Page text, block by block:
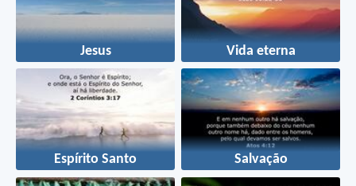
Jesus Vida eterna
Espírito Santo Salvação